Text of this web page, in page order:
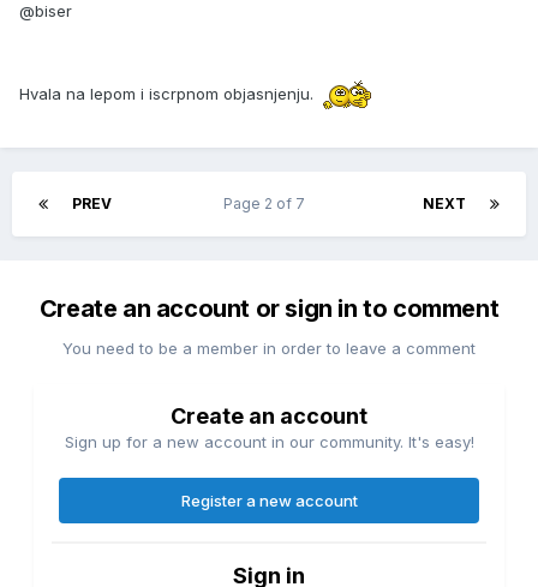
@biser
Hvala na lepom i iscrpnom objasnjenju.
PREV NEXT
Page 2 of 7
Create an account or sign in to comment
You need to be a member in order to leave a comment
Create an account
Sign up for a new account in our community. It's easy!
Register a new account
Sign in